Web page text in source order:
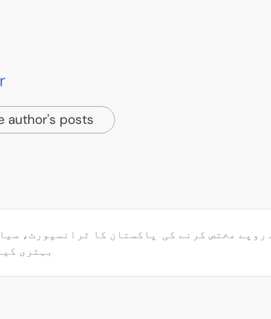
author's posts
سپارکو کے لئے ساڑھے 5 ارب روپے مختص کرنے کی
پاکستان کا ٹرانسپورٹ،
بہتری